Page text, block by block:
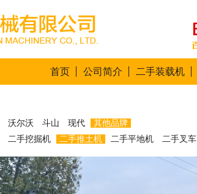
首页 公司简介 二手装载机
沃尔沃 斗山 现代
其他品牌
二手挖掘机 二手推土机 二手平地机 二手叉车